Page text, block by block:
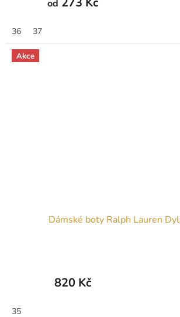
od
36 37
Akce
Dámské boty Ralph Lauren
820 Kč
35